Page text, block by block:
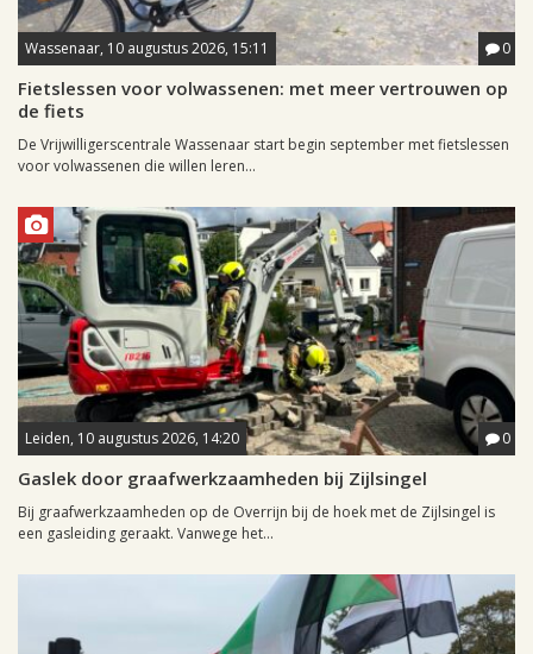
Wassenaar, 10 augustus 2026, 15:11 0
Fietslessen voor volwassenen: met meer vertrouwen op
de fiets
De Vrijwilligerscentrale Wassenaar start begin september met fietslessen
voor volwassenen die willen leren...
Leiden, 10 augustus 2026, 14:20 0
Gaslek door graafwerkzaamheden bij Zijlsingel
Bij graafwerkzaamheden op de Overrijn bij de hoek met de Zijlsingel is
een gasleiding geraakt. Vanwege het...